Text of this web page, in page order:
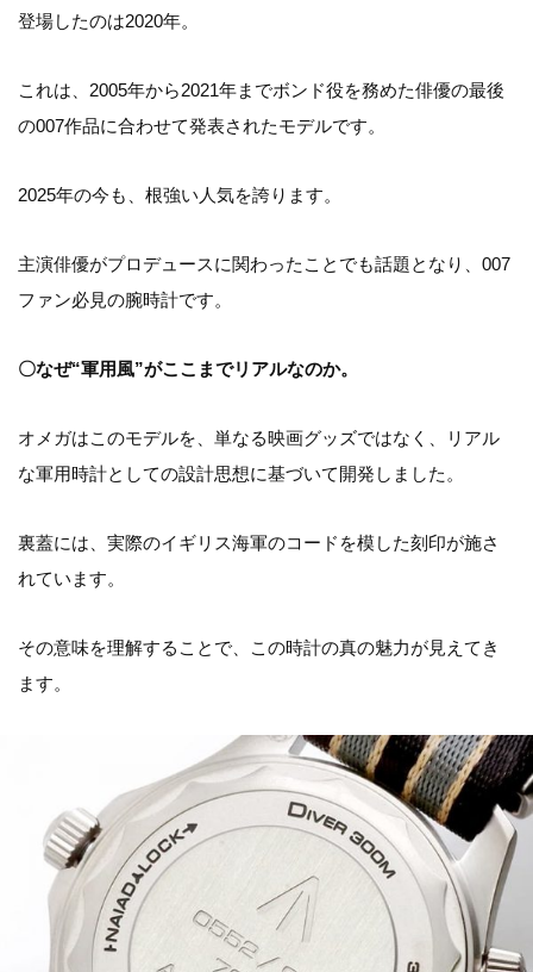
登場したのは2020年。
これは、2005年から2021年までボンド役を務めた俳優の最後
の007作品に合わせて発表されたモデルです。
2025年の今も、根強い人気を誇ります。
主演俳優がプロデュースに関わったことでも話題となり、007
ファン必見の腕時計です。
〇なぜ“軍用風”がここまでリアルなのか。
オメガはこのモデルを、単なる映画グッズではなく、リアル
な軍用時計としての設計思想に基づいて開発しました。
裏蓋には、実際のイギリス海軍のコードを模した刻印が施さ
れています。
その意味を理解することで、この時計の真の魅力が見えてき
ます。